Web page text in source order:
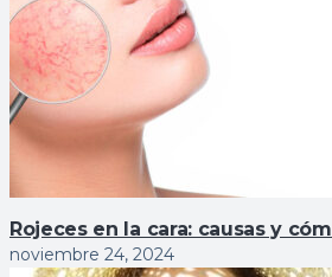
Rojeces en la cara: causas y
noviembre 24, 2024